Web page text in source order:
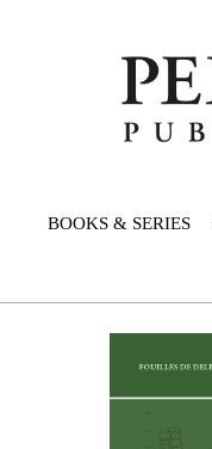
BOOKS & SERIES